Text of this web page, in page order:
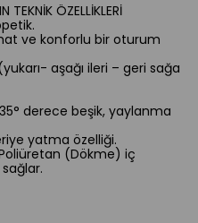
TEKNİK ÖZELLİKLERİ
ve konforlu bir oturum
aşağı ileri – geri sağa
derece beşik, yaylanma
yatma özelliği.
(Dökme) iç